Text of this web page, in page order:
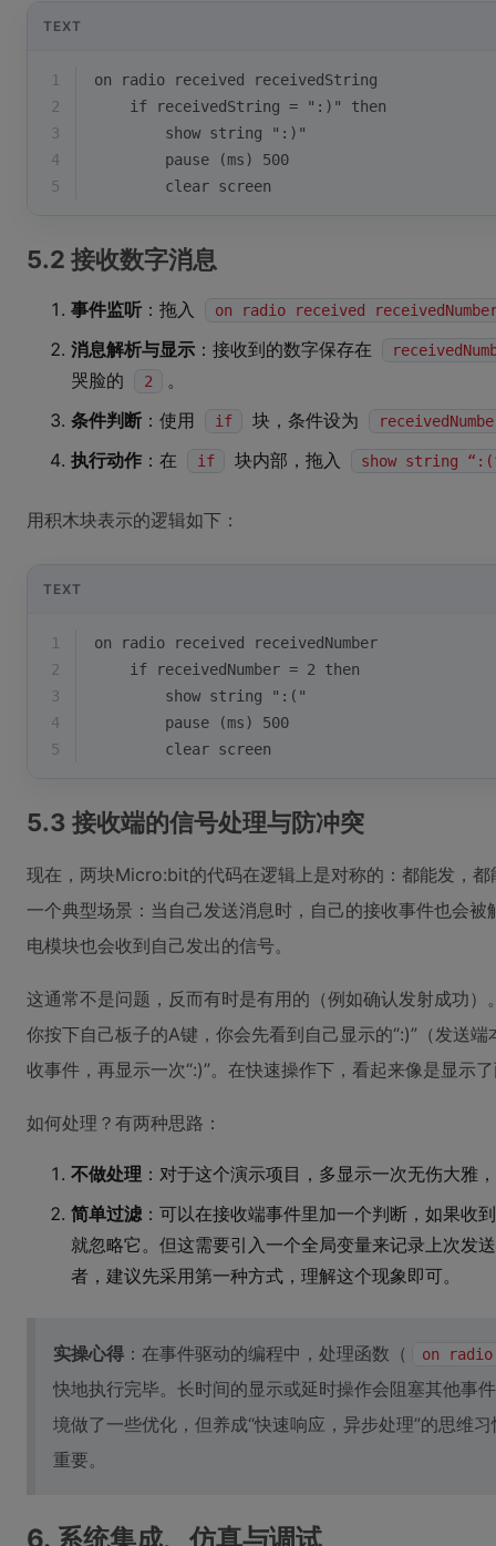
TEXT
1
on radio received receivedString
2
    if receivedString = ":)" then
3
        show string ":)"
4
        pause (ms) 500
5
        clear screen
5.2 接收数字消息
事件监听 ：拖入 on radio received
消息解析与显示 ：接收到的数字保存在
哭脸的 2
。
条件判断 ：使用 if 块，条件设为
执行动作 ：在 if 块内部，拖入 show string
用积木块表示的逻辑如下：
TEXT
1
on radio received receivedNumber
2
    if receivedNumber = 2 then
3
        show string ":("
4
        pause (ms) 500
5
        clear screen
5.3 接收端的信号处理与防冲突
现在，两块Micro:bit的代码在逻辑上是对称的：都能发，
一个典型场景：当自己发送消息时，自己的接收事件也会被
电模块也会收到自己发出的信号。
这通常不是问题，反而有时是有用的（例如确认发射成功
你按下自己板子的A键，你会先看到自己显示的“:)”（发送
收事件，再显示一次“:)”。在快速操作下，看起来像是显示
如何处理？有两种思路：
不做处理 ：对于这个演示项目，多显示一次无伤大雅
简单过滤：可以在接收端事件里加一个判断，如果收
就忽略它。但这需要引入一个全局变量来记录上次发
者，建议先采用第一种方式，理解这个现象即可。
实操心得 ：在事件驱动的编程中，处理函数（ on
快地执行完毕。长时间的显示或延时操作会阻塞其他事
境做了一些优化，但养成“快速响应，异步处理”的思维
重要。
6. 系统集成、仿真与调试